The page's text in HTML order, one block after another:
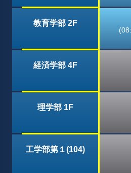
教育学部 2F
経済学部 4F
理学部 1F
工学部第１(104)